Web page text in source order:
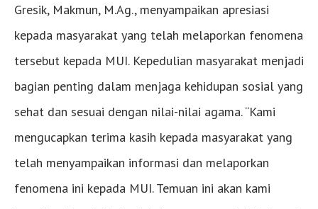
Gresik, Makmun, M.Ag., menyampaikan apresiasi
kepada masyarakat yang telah melaporkan fenomena
tersebut kepada MUI. Kepedulian masyarakat menjadi
bagian penting dalam menjaga kehidupan sosial yang
sehat dan sesuai dengan nilai-nilai agama. “Kami
mengucapkan terima kasih kepada masyarakat yang
telah menyampaikan informasi dan melaporkan
fenomena ini kepada MUI. Temuan ini akan kami